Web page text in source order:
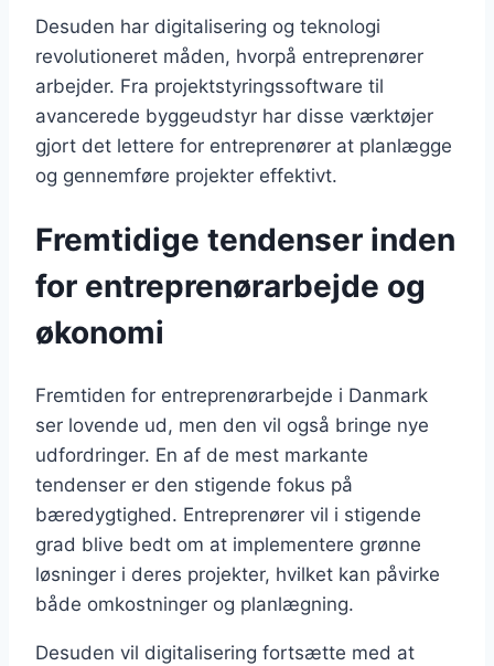
Desuden har digitalisering og teknologi
revolutioneret måden, hvorpå entreprenører
arbejder. Fra projektstyringssoftware til
avancerede byggeudstyr har disse værktøjer
gjort det lettere for entreprenører at planlægge
og gennemføre projekter effektivt.
Fremtidige tendenser inden
for entreprenørarbejde og
økonomi
Fremtiden for entreprenørarbejde i Danmark
ser lovende ud, men den vil også bringe nye
udfordringer. En af de mest markante
tendenser er den stigende fokus på
bæredygtighed. Entreprenører vil i stigende
grad blive bedt om at implementere grønne
løsninger i deres projekter, hvilket kan påvirke
både omkostninger og planlægning.
Desuden vil digitalisering fortsætte med at